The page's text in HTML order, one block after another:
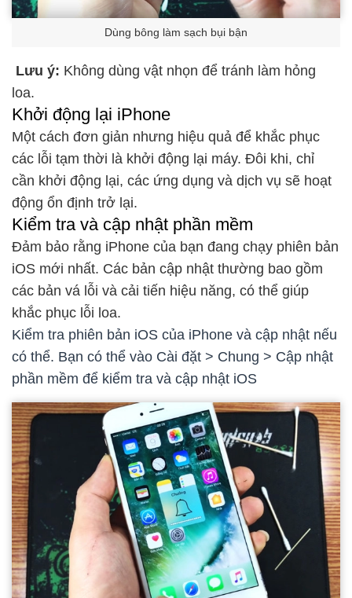
Dùng bông làm sạch bụi bận
Lưu ý: Không dùng vật nhọn để tránh làm hỏng
loa.
Khởi động lại iPhone
Một cách đơn giản nhưng hiệu quả để khắc phục
các lỗi tạm thời là khởi động lại máy. Đôi khi, chỉ
cần khởi động lại, các ứng dụng và dịch vụ sẽ hoạt
động ổn định trở lại.
Kiểm tra và cập nhật phần mềm
Đảm bảo rằng iPhone của bạn đang chạy phiên bản
iOS mới nhất. Các bản cập nhật thường bao gồm
các bản vá lỗi và cải tiến hiệu năng, có thể giúp
khắc phục lỗi loa.
Kiểm tra phiên bản iOS của iPhone và cập nhật nếu
có thể. Bạn có thể vào Cài đặt > Chung > Cập nhật
phần mềm để kiểm tra và cập nhật iOS